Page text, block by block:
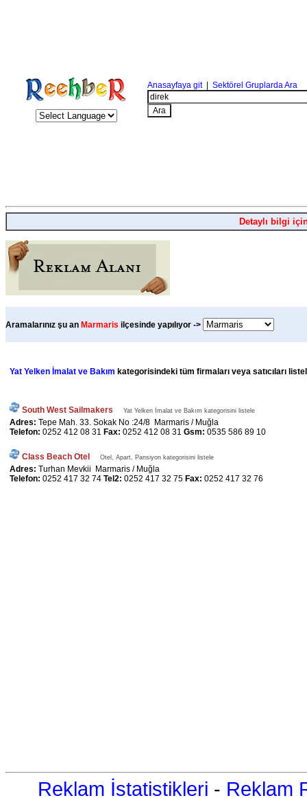
Anasayfaya git| Sektörel Gruplarda Ara
Detaylı bilgi
Aramalarınız şu an Marmaris ilçesinde yapılıyor ->
Yat Yelken İmalat ve Bakım kategorisindeki tüm firmaları veya satıcıları
South West Sailmakers Yat Yelken İmalat ve Bakım kategorisini listele
Adres: Tepe Mah. 33. Sokak No :24/8 Marmaris / Muğla
Telefon: 0252 412 08 31 Fax: 0252 412 08 31 Gsm: 0535 586 89 10
Class Beach Otel Otel, Apart, Pansiyon kategorisini listele
Adres: Turhan Mevkii Marmaris / Muğla
Telefon: 0252 417 32 74 Tel2: 0252 417 32 75 Fax: 0252 417 32 76
Reklam İstatistikleri - Reklam